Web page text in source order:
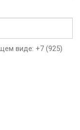
виде: +7 (925)